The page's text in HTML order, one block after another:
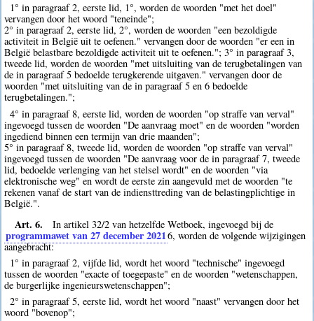
1° in paragraaf 2, eerste lid, 1°, worden de woorden "met het doel"
vervangen door het woord "teneinde";
2° in paragraaf 2, eerste lid, 2°, worden de woorden "een bezoldigde
activiteit in België uit te oefenen." vervangen door de woorden "er een in
België belastbare bezoldigde activiteit uit te oefenen."; 3° in paragraaf 3,
tweede lid, worden de woorden "met uitsluiting van de terugbetalingen van
de in paragraaf 5 bedoelde terugkerende uitgaven." vervangen door de
woorden "met uitsluiting van de in paragraaf 5 en 6 bedoelde
terugbetalingen.";
4° in paragraaf 8, eerste lid, worden de woorden "op straffe van verval"
ingevoegd tussen de woorden "De aanvraag moet" en de woorden "worden
ingediend binnen een termijn van drie maanden";
5° in paragraaf 8, tweede lid, worden de woorden "op straffe van verval"
ingevoegd tussen de woorden "De aanvraag voor de in paragraaf 7, tweede
lid, bedoelde verlenging van het stelsel wordt" en de woorden "via
elektronische weg" en wordt de eerste zin aangevuld met de woorden "te
rekenen vanaf de start van de indiensttreding van de belastingplichtige in
België.".
Art. 6. In artikel 32/2 van hetzelfde Wetboek, ingevoegd bij de
programmawet van 27 december 20216, worden de volgende wijzigingen
aangebracht:
1° in paragraaf 2, vijfde lid, wordt het woord "technische" ingevoegd
tussen de woorden "exacte of toegepaste" en de woorden "wetenschappen,
de burgerlijke ingenieurswetenschappen";
2° in paragraaf 5, eerste lid, wordt het woord "naast" vervangen door het
woord "bovenop";